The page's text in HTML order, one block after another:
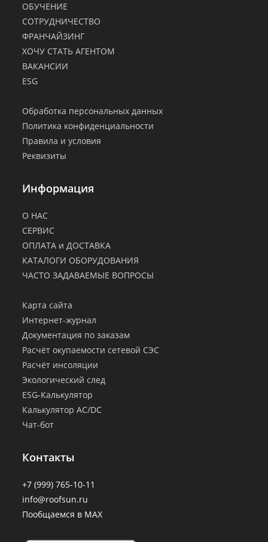
ОБУЧЕНИЕ
СОТРУДНИЧЕСТВО
ФРАНЧАЙЗИНГ
ХОЧУ СТАТЬ АГЕНТОМ
ВАКАНСИИ
ESG
Обработка персональных данных
Политика конфиденциальности
Правила и условия
Реквизиты
Информация
О НАС
СЕРВИС
ОПЛАТА и ДОСТАВКА
КАТАЛОГИ ОБОРУДОВАНИЯ
ЧАСТО ЗАДАВАЕМЫЕ ВОПРОСЫ
Карта сайта
Интернет-журнал
Документация по заказам
Расчёт окупаемости сетевой СЭС
Расчёт инсоляции
Экологический след
ESG-Калькулятор
Калькулятор AC/DC
Чат-бот
Контакты
+7 (999) 765-10-11
info@roofsun.ru
Пообщаемся в MAX